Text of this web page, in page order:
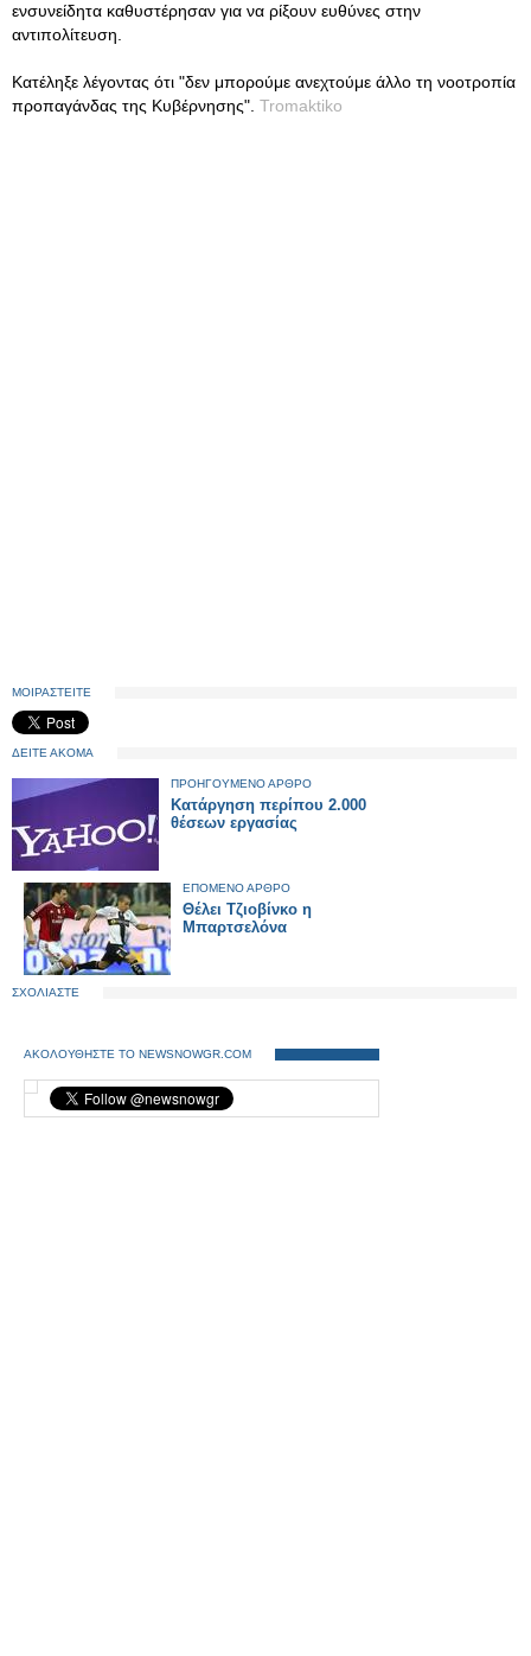
ενσυνείδητα καθυστέρησαν για να ρίξουν ευθύνες στην
αντιπολίτευση.
Κατέληξε λέγοντας ότι "δεν μπορούμε ανεχτούμε άλλο τη νοοτροπία
προπαγάνδας της Κυβέρνησης". Tromaktiko
ΜΟΙΡΑΣΤΕΙΤΕ
ΔΕΙΤΕ ΑΚΟΜΑ
ΠΡΟΗΓΟΥΜΕΝΟ ΑΡΘΡΟ
Κατάργηση περίπου 2.000
θέσεων εργασίας
ΕΠΟΜΕΝΟ ΑΡΘΡΟ
Θέλει Τζιοβίνκο η
Μπαρτσελόνα
ΣΧΟΛΙΑΣΤΕ
ΑΚΟΛΟΥΘΗΣΤΕ ΤΟ NEWSNOWGR.COM